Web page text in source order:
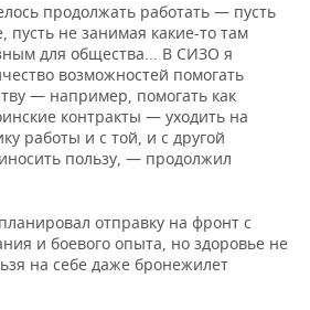
продолжать работать — пусть
пусть не занимая какие-то там
для общества... В СИЗО я
возможностей помогать
— например, помогать как
контракты — уходить на
работы и с той, и с другой
пользу, — продолжил
отправку на фронт с
и боевого опыта, но здоровье не
на себе даже бронежилет